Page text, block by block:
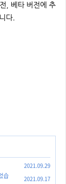
, 베타 버전에 추
다.
2021.09.29
습
2021.09.17